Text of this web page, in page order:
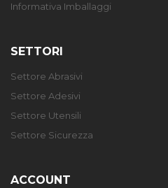
Informativa Imballaggi
SETTORI
Settore Abrasivi
Settore Adesivi
Settore Utensili
Settore Sicurezza
ACCOUNT